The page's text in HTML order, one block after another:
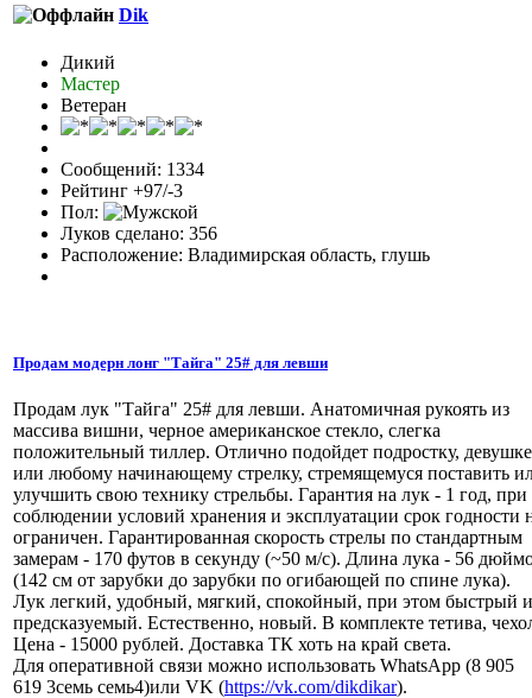
Dik
Дикий
Мастер
Ветеран
Сообщений: 1334
Рейтинг +97/-3
Пол:
Луков сделано: 356
Расположение: Владимирская область, глушь
Продам модерн лонг "Тайга" 25# для левши
Продам лук "Тайга" 25# для левши. Анатомичная рукоять из
массива вишни, черное американское стекло, слегка
положительный тиллер. Отлично подойдет подростку, девушке
или любому начинающему стрелку, стремящемуся поставить
улучшить свою технику стрельбы. Гарантия на лук - 1 год, при
соблюдении условий хранения и эксплуатации срок годности
ограничен. Гарантированная скорость стрелы по стандартным
замерам - 170 футов в секунду (~50 м/с). Длина лука - 56
(142 см от зарубки до зарубки по огибающей по спине лука).
Лук легкий, удобный, мягкий, спокойный, при этом быстрый и
предсказуемый. Естественно, новый. В комплекте тетива,
Цена - 15000 рублей. Доставка ТК хоть на край света.
Для оперативной связи можно использовать WhatsApp (8 905
619 3семь семь4)или VK (https://vk.com/dikdikar).